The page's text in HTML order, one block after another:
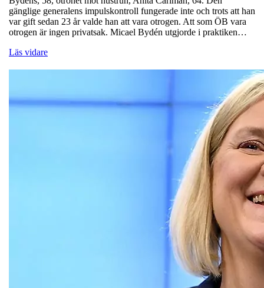
gänglige generalens impulskontroll fungerade inte och trots att han
var gift sedan 23 år valde han att vara otrogen. Att som ÖB vara
otrogen är ingen privatsak. Micael Bydén utgjorde i praktiken…
Läs vidare